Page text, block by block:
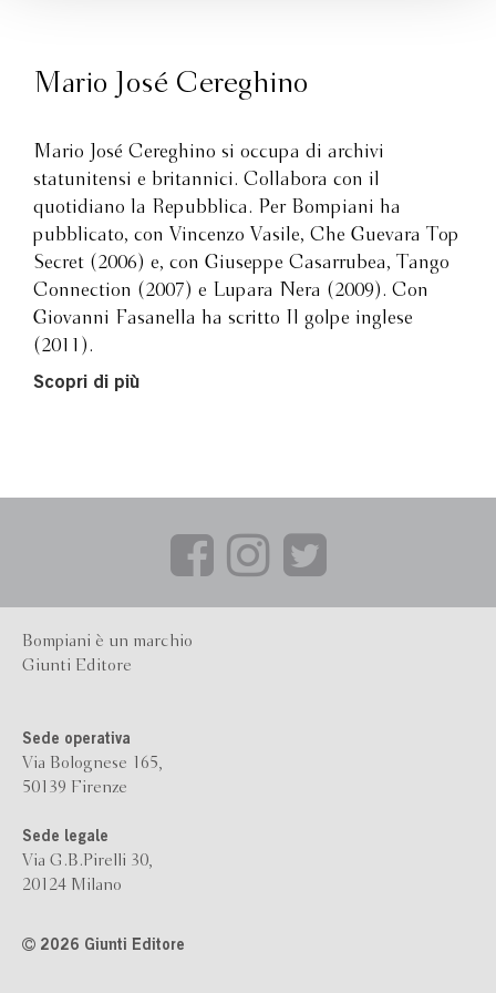
Mario José Cereghino
Mario José Cereghino si occupa di archivi
statunitensi e britannici. Collabora con il
quotidiano la Repubblica. Per Bompiani ha
pubblicato, con Vincenzo Vasile, Che Guevara Top
Secret (2006) e, con Giuseppe Casarrubea, Tango
Connection (2007) e Lupara Nera (2009). Con
Giovanni Fasanella ha scritto Il golpe inglese
(2011).
Scopri di più
Bompiani è un marchio
Giunti Editore
Sede operativa
Via Bolognese 165,
50139 Firenze
Sede legale
Via G.B.Pirelli 30,
20124 Milano
2026 Giunti Editore